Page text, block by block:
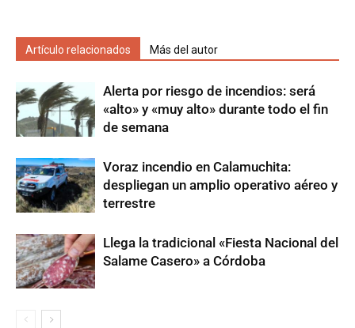
Artículo relacionados Más del autor
Alerta por riesgo de incendios: será
«alto» y «muy alto» durante todo el fin
de semana
Voraz incendio en Calamuchita:
despliegan un amplio operativo aéreo y
terrestre
Llega la tradicional «Fiesta Nacional del
Salame Casero» a Córdoba